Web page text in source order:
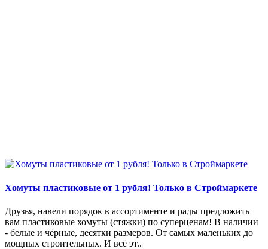
Хомуты пластиковые от 1 рубля! Только в Строймаркете
Друзья, навели порядок в ассортименте и рады предложить
вам пластиковые хомуты (стяжки) по суперценам! В наличии
- белые и чёрные, десятки размеров. От самых маленьких до
мощных строительных. И всё эт..